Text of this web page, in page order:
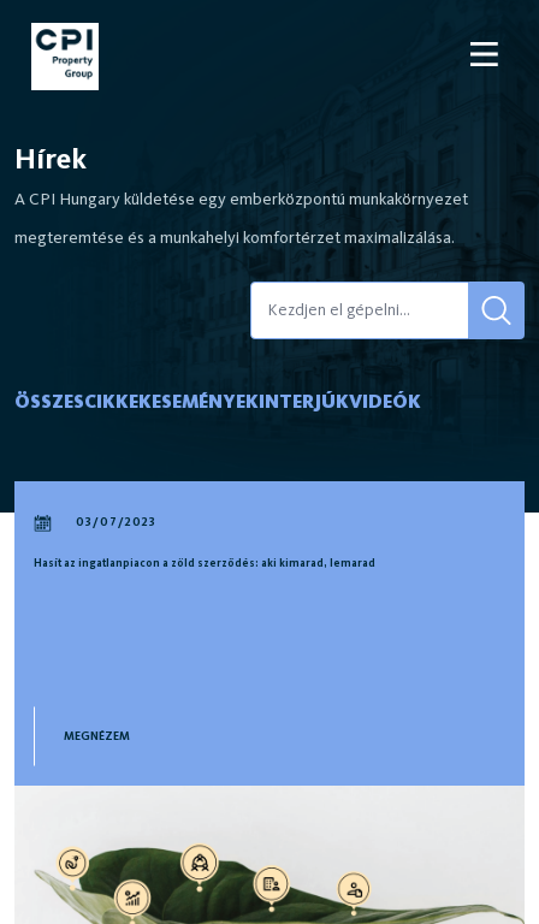
Hírek
A CPI Hungary küldetése egy emberközpontú munkakörnyezet
megteremtése és a munkahelyi komfortérzet maximalizálása.
ÖSSZESCIKKEKESEMÉNYEKINTERJÚKVIDEÓK
03/07/2023
Hasít az ingatlanpiacon a zöld szerződés: aki kimarad, lemarad
MEGNÉZEM